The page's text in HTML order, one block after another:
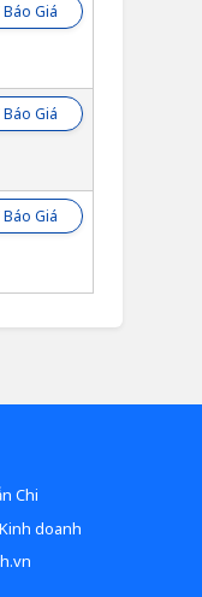
Báo Giá
Báo Giá
Báo Giá
Chi
doanh